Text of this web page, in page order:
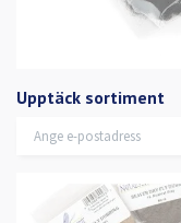
Upptäck sortiment